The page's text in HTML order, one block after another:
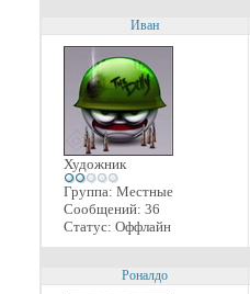
Иван
Художник
Группа: Местные
Сообщений: 36
Статус: Оффлайн
Роналдо